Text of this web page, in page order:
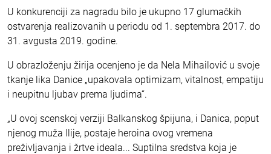
U konkurenciji za nagradu bilo je ukupno 17 glumačkih
ostvarenja realizovanih u periodu od 1. septembra 2017. do
31. avgusta 2019. godine.
U obrazloženju žirija ocenjeno je da Nela Mihailović u svoje
tkanje lika Danice „upakovala optimizam, vitalnost, empatiju
i neupitnu ljubav prema ljudima“.
„U ovoj scenskoj verziji Balkanskog špijuna, i Danica, poput
njenog muža Ilije, postaje heroina ovog vremena
preživljavanja i žrtve ideala... Suptilna sredstva koja je